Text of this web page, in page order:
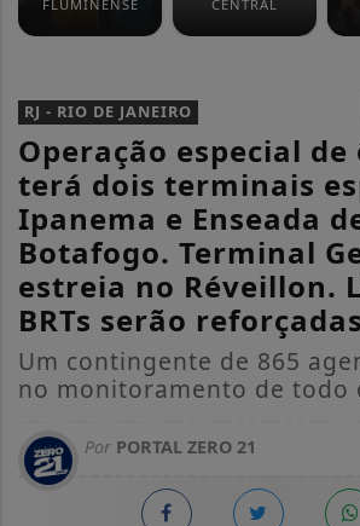
FLUMINENSE
CENTRAL
RJ - RIO DE JANEIRO
Operação especial de
terá dois terminais
Ipanema e Enseada
Botafogo. Terminal
estreia no Réveillon.
BRTs serão reforçadas
Um contingente de 865
no monitoramento de todo
Por PORTAL ZERO 21